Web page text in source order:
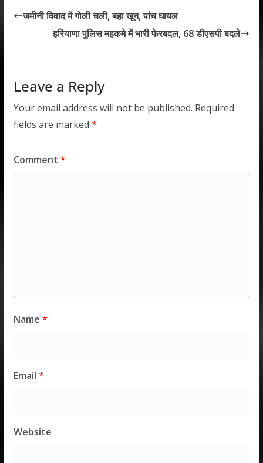
s
A
b
o
er e
dI
l e
जमीनी विवाद में गोली चली, बहा खून, पांच घायल
हरियाणा पुलिस महकमे में भारी फेरबदल, 68 डीएसपी बदले
Leave a Reply
Your email address will not be published. Required
fields are marked *
Comment *
Name *
Email *
Website